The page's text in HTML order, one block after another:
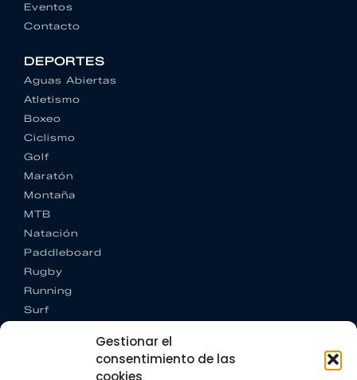
Gestionar el
consentimiento de las
cookies
Eventos
Contacto
DEPORTES
Aguas Abiertas
Atletismo
Boxeo
Ciclismo
Golf
Maratón
Montaña
MTB
Natación
Paddleboard
Rugby
Running
Surf